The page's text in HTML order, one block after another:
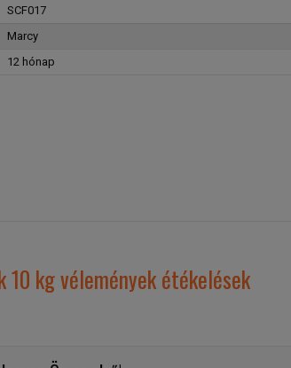
SCF017
Marcy
12 hónap
kg vélemények étékelések